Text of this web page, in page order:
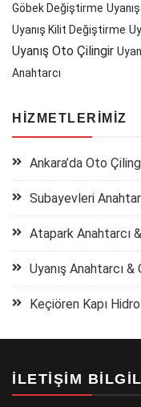
Göbek Değiştirme
Uyanış Kilit Değiştirme
Uyanış Oto Çilingir
Anahtarcı
HIZMETLERIMIZ
Ankara’da Oto
Subayevleri
Atapark Anahtarcı
Uyanış Anahtarcı
Keçiören Kapı
İLETIŞIM